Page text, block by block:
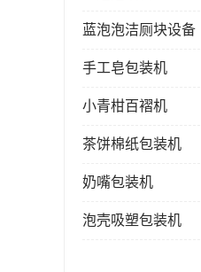
蓝泡泡洁厕块设备
手工皂包装机
小青柑百褶机
茶饼棉纸包装机
奶嘴包装机
泡壳吸塑包装机